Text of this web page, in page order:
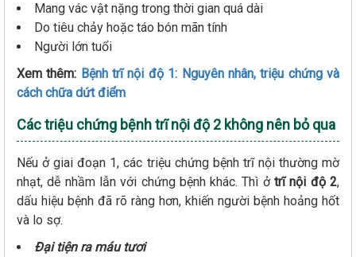
Mang vác vật nặng trong thời gian quá dài
Do tiêu chảy hoặc táo bón mãn tính
Người lớn tuổi
Xem thêm: Bệnh trĩ nội độ 1: Nguyên nhân, triệu chứng và
cách chữa dứt điểm
Các triệu chứng bệnh trĩ nội độ 2 không nên bỏ qua
Nếu ở giai đoạn 1, các triệu chứng bệnh trĩ nội thường mờ
nhạt, dễ nhầm lẫn với chứng bệnh khác. Thì ởtrĩ nội độ 2,
dấu hiệu bệnh đã rõ ràng hơn, khiến người bệnh hoảng hốt
và lo sợ.
Đại tiện ra máu tươi